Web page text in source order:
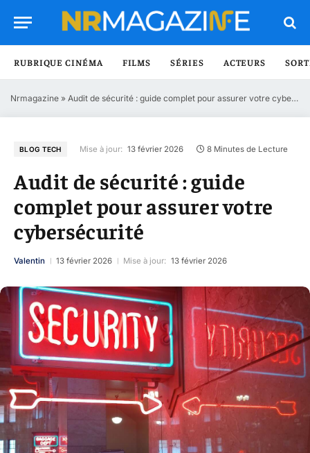
RUBRIQUE CINÉMA FILMS SÉRIES ACTEURS
Nrmagazine » Audit de sécurité : guide complet pour assurer votre cybersécurité
BLOG TECH Mise à jour: 13 février 2026 8 Minutes de Lecture
Audit de sécurité : guide
complet pour assurer votre
cybersécurité
Valentin 13 février 2026 Mise à jour: 13 février 2026